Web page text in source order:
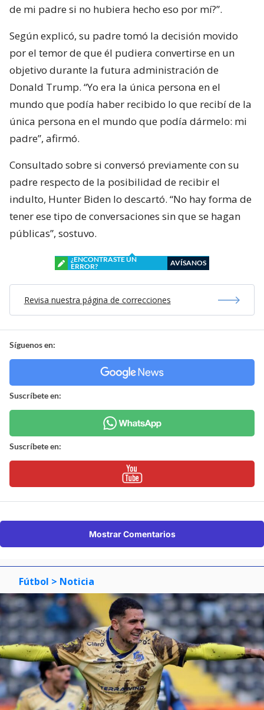
de mi padre si no hubiera hecho eso por mí?”.
Según explicó, su padre tomó la decisión movido
por el temor de que él pudiera convertirse en un
objetivo durante la futura administración de
Donald Trump. “Yo era la única persona en el
mundo que podía haber recibido lo que recibí de la
única persona en el mundo que podía dármelo: mi
padre”, afirmó.
Consultado sobre si conversó previamente con su
padre respecto de la posibilidad de recibir el
indulto, Hunter Biden lo descartó. “No hay forma de
tener ese tipo de conversaciones sin que se hagan
públicas”, sostuvo.
¿ENCONTRASTE UN
ERROR?
AVÍSANOS
Revisa nuestra página de correcciones
Síguenos en:
Suscríbete en:
Suscríbete en:
Mostrar Comentarios
Fútbol > Noticia